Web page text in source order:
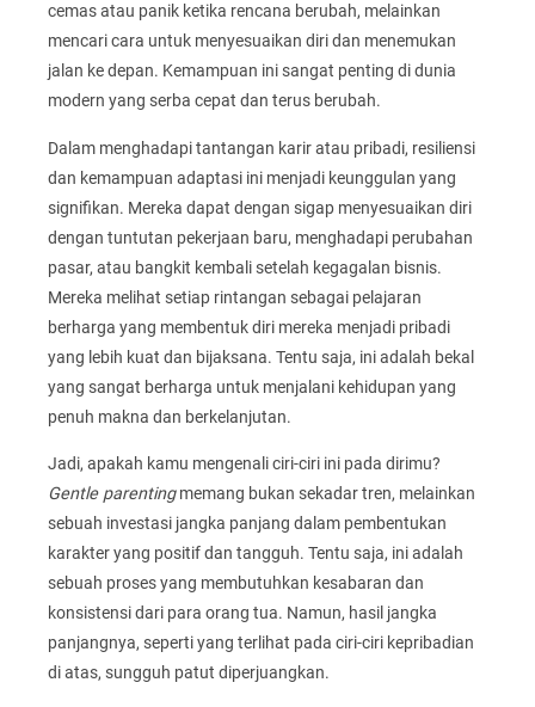
cemas atau panik ketika rencana berubah, melainkan
mencari cara untuk menyesuaikan diri dan menemukan
jalan ke depan. Kemampuan ini sangat penting di dunia
modern yang serba cepat dan terus berubah.
Dalam menghadapi tantangan karir atau pribadi, resiliensi
dan kemampuan adaptasi ini menjadi keunggulan yang
signifikan. Mereka dapat dengan sigap menyesuaikan diri
dengan tuntutan pekerjaan baru, menghadapi perubahan
pasar, atau bangkit kembali setelah kegagalan bisnis.
Mereka melihat setiap rintangan sebagai pelajaran
berharga yang membentuk diri mereka menjadi pribadi
yang lebih kuat dan bijaksana. Tentu saja, ini adalah bekal
yang sangat berharga untuk menjalani kehidupan yang
penuh makna dan berkelanjutan.
Jadi, apakah kamu mengenali ciri-ciri ini pada dirimu?
Gentle parentingmemang bukan sekadar tren, melainkan
sebuah investasi jangka panjang dalam pembentukan
karakter yang positif dan tangguh. Tentu saja, ini adalah
sebuah proses yang membutuhkan kesabaran dan
konsistensi dari para orang tua. Namun, hasil jangka
panjangnya, seperti yang terlihat pada ciri-ciri kepribadian
di atas, sungguh patut diperjuangkan.